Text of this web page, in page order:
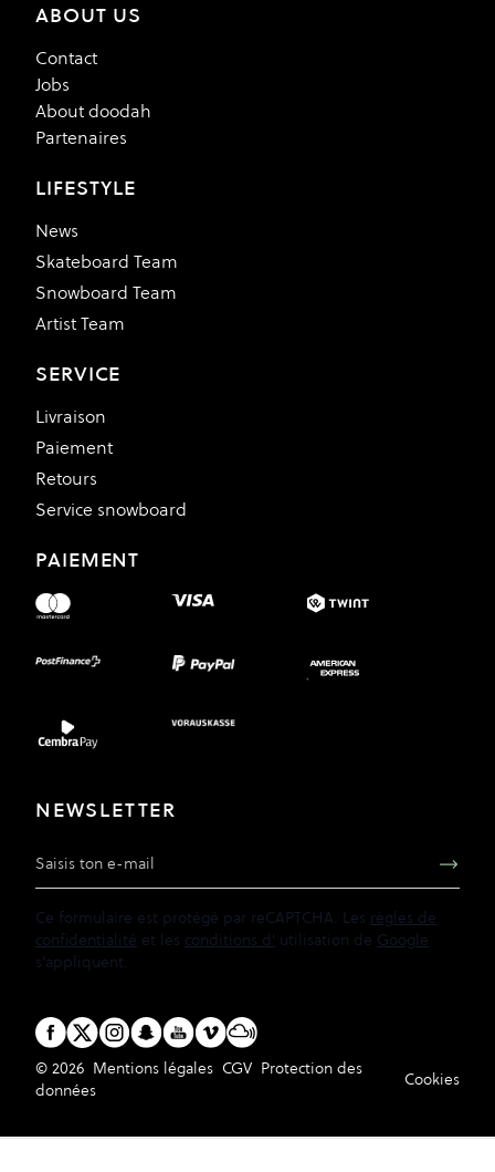
ABOUT US
Contact
Jobs
About doodah
Partenaires
LIFESTYLE
News
Skateboard Team
Snowboard Team
Artist Team
SERVICE
Livraison
Paiement
Retours
Service snowboard
PAIEMENT
NEWSLETTER
Adresse e-mail
Ce formulaire est protégé par reCAPTCHA. Les règles de
confidentialité et les conditions d' utilisation de Google
s'appliquent.
© 2026 Mentions légales CGV Protection des
données
Cookies